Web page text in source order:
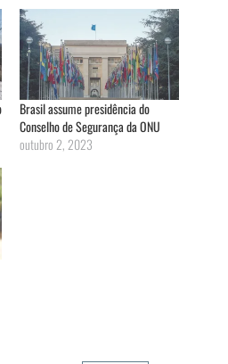
Brasil assume presidência do
Conselho de Segurança da ONU
outubro 2, 2023